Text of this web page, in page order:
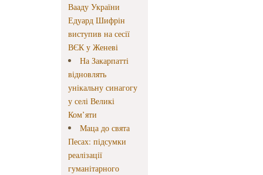
Вааду України
Едуард Шифрін
виступив на сесії
ВЄК у Женеві
На Закарпатті
відновлять
унікальну синагогу
у селі Великі
Ком’яти
Маца до свята
Песах: підсумки
реалізації
гуманітарного